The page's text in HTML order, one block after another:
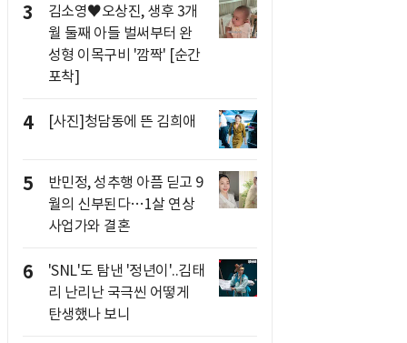
3
김소영♥오상진, 생후 3개
월 둘째 아들 벌써부터 완
성형 이목구비 '깜짝' [순간
포착]
4 [사진]청담동에 뜬 김희애
5
반민정, 성추행 아픔 딛고 9
월의 신부된다…1살 연상
사업가와 결혼
6
'SNL'도 탐낸 '정년이'..김태
리 난리난 국극씬 어떻게
탄생했나 보니